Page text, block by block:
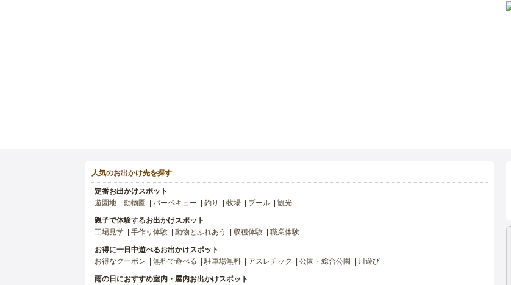
人気のお出かけ先を探す
定番お出かけスポット
遊園地
動物園 バーベキュー 釣り 牧場 プール 観光
親子で体験するお出かけスポット
工場見学
手作り体験 動物とふれあう 収穫体験 職業体験
お得に一日中遊べるお出かけスポット
お得なクーポン
無料で遊べる 駐車場無料 アスレチック 公園・総合公園 川遊び
雨の日におすすめ室内・屋内お出かけスポット